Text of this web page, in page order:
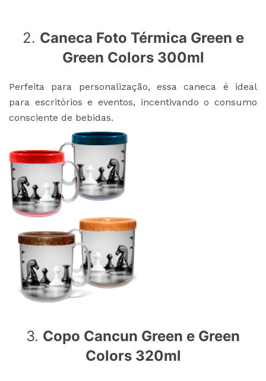
2. Caneca Foto Térmica Green e
Green Colors 300ml
Perfeita para personalização, essa caneca é ideal
para escritórios e eventos, incentivando o consumo
consciente de bebidas.
3. Copo Cancun Green e Green
Colors 320ml